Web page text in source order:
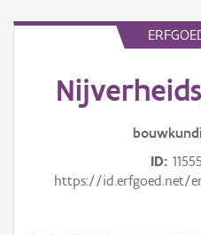
Erfgoedobject
ID 11555
https://id.erfgoed.net/